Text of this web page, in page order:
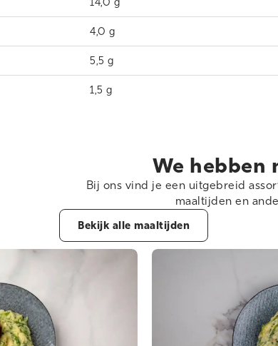
4,0 g
5,5 g
1,5 g
We hebben
Bij ons vind je een uitgebreid
maaltijden en
Bekijk alle maaltijden